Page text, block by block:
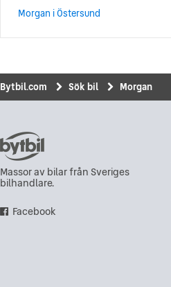
Morgan i Östersund
Bytbil.com Sök bil Morgan
Massor av bilar från Sveriges
bilhandlare.
Facebook